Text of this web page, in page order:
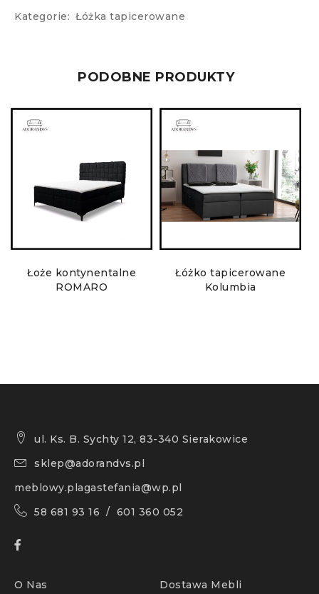
Kategorie: Łóżka tapicerowane
PODOBNE PRODUKTY
Łoże kontynentalne
ROMARO
Łóżko tapicerowane
Kolumbia
ul. Ks. B. Sychty 12, 83-340 Sierakowice
sklep@adorandvs.pl
meblowy.plagastefania@wp.pl
58 681 93 16 / 601 360 052
O Nas Dostawa Mebli